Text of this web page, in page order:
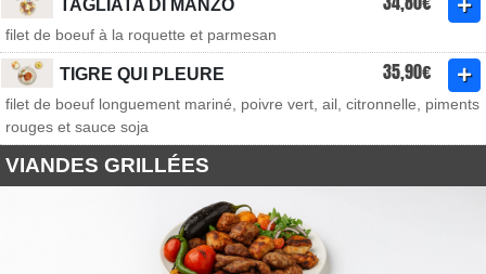
TAGLIATA DI MANZO
filet de boeuf à la roquette et parmesan
TIGRE QUI PLEURE 35,90€
filet de boeuf longuement mariné, poivre vert, ail, citronnelle, piments
rouges et sauce soja
VIANDES GRILLÉES